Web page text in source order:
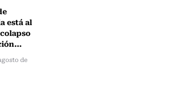
está al
de